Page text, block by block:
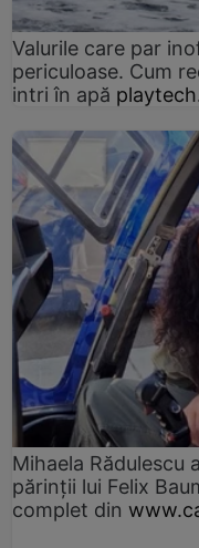
Valurile care par
periculoase. Cum
intri în apă
Mihaela Rădulescu
părinții lui Felix
complet din